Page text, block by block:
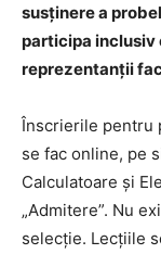
susţinere a
participa inclusiv
reprezentanţii
Înscrierile pentru
se fac online, pe
Calculatoare şi
„Admitere”. Nu
selecţie. Lecţiile